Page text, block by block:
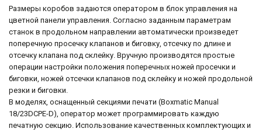
Размеры коробов задаются оператором в блок управления на
цветной панели управления. Согласно заданным параметрам
станок в продольном направлении автоматически произведет
поперечную просечку клапанов и биговку, отсечку по длине и
отсечку клапана под склейку. Вручную производятся простые
операции настройки положения поперечных ножей просечки и
биговки, ножей отсечки клапанов под склейку и ножей продольной
резки и биговки.
В моделях, оснащенный секциями печати (Boxmatic Manual
18/23DCPE-D), оператор может программировать каждую
печатную секцию. Использование качественных комплектующих и